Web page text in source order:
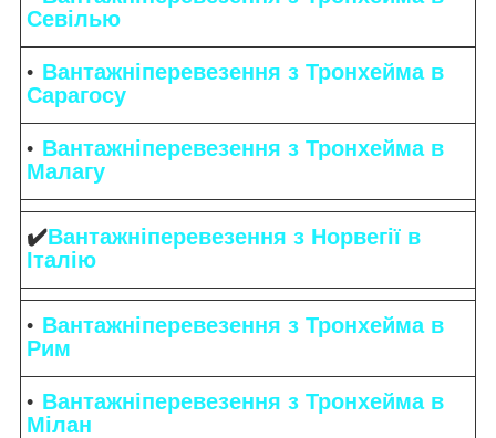
Севілью
Вантажніперевезення з Тронхейма в
Сарагосу
Вантажніперевезення з Тронхейма в
Малагу
✔️Вантажніперевезення з Норвегії в
Італію
Вантажніперевезення з Тронхейма в
Рим
Вантажніперевезення з Тронхейма в
Мілан